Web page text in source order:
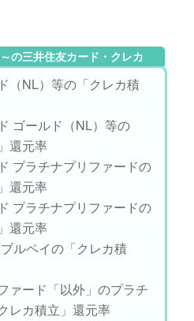
の三井住友カード・クレカ
（NL）等の「クレカ積
ゴールド（NL）等の
還元率
プラチナプリファードの
還元率
プラチナプリファードの
還元率
ルペイの「クレカ積
ァード「以外」のプラチ
レカ積立」還元率